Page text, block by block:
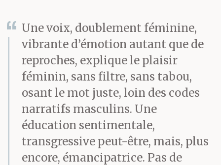
Une voix, doublement féminine,
vibrante d’émotion autant que de
reproches, explique le plaisir
féminin, sans filtre, sans tabou,
osant le mot juste, loin des codes
narratifs masculins. Une
éducation sentimentale,
transgressive peut-être, mais, plus
encore, émancipatrice. Pas de